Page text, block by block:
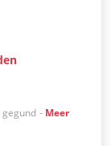
- Meer